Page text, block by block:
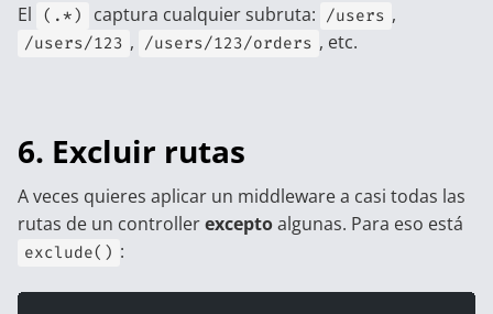
El (.*) captura cualquier subruta: /users ,
/users/123 , /users/123/orders , etc.
6. Excluir rutas
A veces quieres aplicar un middleware a casi todas las
rutas de un controllerexceptoalgunas. Para eso está
exclude() :